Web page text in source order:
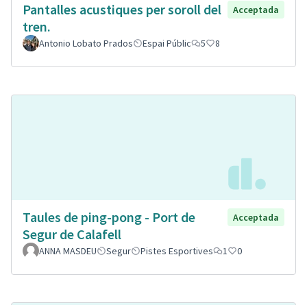
Pantalles acustiques per soroll del
tren.
Acceptada
Antonio Lobato Prados Espai Públic 5 8
Taules de ping-pong - Port de
Segur de Calafell
Acceptada
ANNA MASDEU Segur Pistes Esportives 1 0